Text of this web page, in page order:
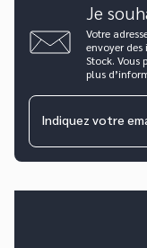
Je
Votre
envoyer
Stock. Vous
plus
Indiquez votre